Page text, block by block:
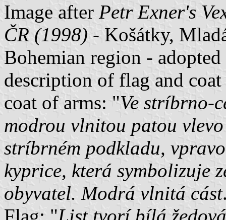
Image after Petr Exner's
ČR (1998) - Košátky,
Bohemian region -
description of flag and
coat of arms: "Ve stríbrno-
modrou vlnitou patou
stríbrném podkladu,
kyprice, která symbolizuje
obyvatel. Modrá vlnitá cást
Flag: "List tvorí bílá